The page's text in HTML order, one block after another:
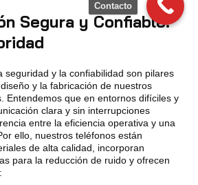
Segura y Confiable:
seguridad y la confiabilidad son pilares
y la fabricación de nuestros
Entendemos que en entornos difíciles y
clara y sin interrupciones
entre la eficiencia operativa y una
ello, nuestros teléfonos están
de alta calidad, incorporan
para la reducción de ruido y ofrecen
Contacto